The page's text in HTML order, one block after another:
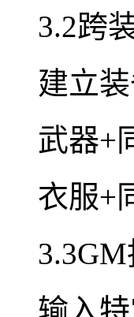
3.2跨
建立
武器+
衣服+
输入